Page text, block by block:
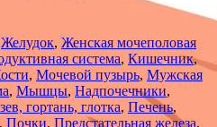
Желудок, Женская мочеполовая
система, Кишечник,
, Мочевой пузырь, Мужская
, Мышцы, Надпочечники,
гортань, глотка, Печень,
, Почки, Предстательная железа,